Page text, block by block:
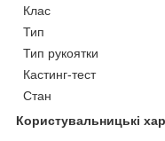
Клас
Тип
Тип рукоятки
Кастинг-тест
Стан
Користувальницькі